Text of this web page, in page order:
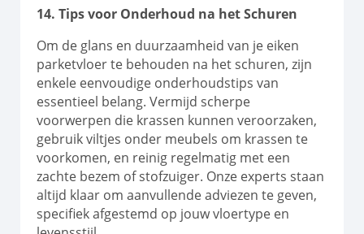
14. Tips voor Onderhoud na het Schuren
Om de glans en duurzaamheid van je eiken
parketvloer te behouden na het schuren, zijn
enkele eenvoudige onderhoudstips van
essentieel belang. Vermijd scherpe
voorwerpen die krassen kunnen veroorzaken,
gebruik viltjes onder meubels om krassen te
voorkomen, en reinig regelmatig met een
zachte bezem of stofzuiger. Onze experts staan
altijd klaar om aanvullende adviezen te geven,
specifiek afgestemd op jouw vloertype en